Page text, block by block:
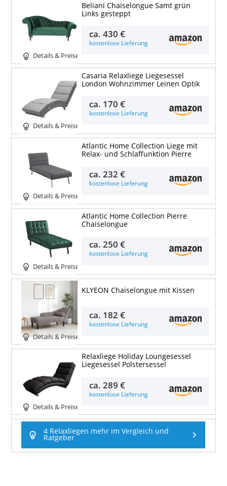
Details & Preise
Beliani Chaiselongue Samt grün
Links gesteppt
ca.430 €
kostenlose Lieferung
Details & Preise
Casaria Relaxliege Liegesessel
London Wohnzimmer Leinen Optik
ca. 170 €
kostenlose Lieferung
Details & Preise
Atlantic Home Collection Liege mit
Relax- und Schlaffunktion Pierre
ca.232 €
kostenlose Lieferung
Details & Preise
Atlantic Home Collection Pierre
Chaiselongue
ca.250 €
kostenlose Lieferung
Details & Preise
KLYEON Chaiselongue mit Kissen
ca. 182 €
kostenlose Lieferung
Details & Preise
Relaxliege Holiday Loungesessel
Liegesessel Polstersessel
ca.289 €
kostenlose Lieferung
4 Relaxliegen mehr im Vergleich und
Ratgeber